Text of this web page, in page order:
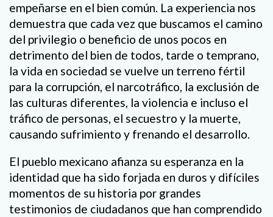
empeñarse en el bien común. La experiencia nos
demuestra que cada vez que buscamos el camino
del privilegio o beneficio de unos pocos en
detrimento del bien de todos, tarde o temprano,
la vida en sociedad se vuelve un terreno fértil
para la corrupción, el narcotráfico, la exclusión de
las culturas diferentes, la violencia e incluso el
tráfico de personas, el secuestro y la muerte,
causando sufrimiento y frenando el desarrollo.
El pueblo mexicano afianza su esperanza en la
identidad que ha sido forjada en duros y difíciles
momentos de su historia por grandes
testimonios de ciudadanos que han comprendido